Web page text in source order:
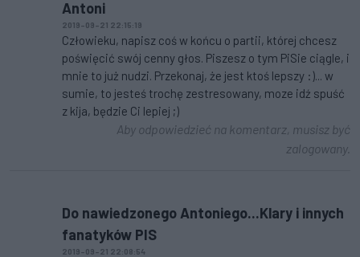
Antoni
2019-09-21 22:15:19
Człowieku, napisz coś w końcu o partii, której chcesz
poświęcić swój cenny głos. Piszesz o tym PiSie ciągle, i
mnie to już nudzi. Przekonaj, że jest ktoś lepszy :)... w
sumie, to jesteś trochę zestresowany, moze idź spuść
z kija, będzie Ci lepiej ;)
Aby odpowiedzieć na komentarz, musisz być
zalogowany.
Do nawiedzonego Antoniego...Klary i innych
fanatyków PIS
2019-09-21 22:08:54